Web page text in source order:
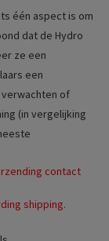
één aspect is om
dat de Hydro
ze een
een
of
(in vergelijking
contact
shipping.